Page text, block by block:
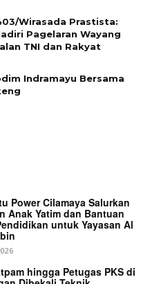
Wirasada Prastista:
Pagelaran Wayang
TNI dan Rakyat
Indramayu Bersama
Power Cilamaya Salurkan
Anak Yatim dan Bantuan
untuk Yayasan Al
hingga Petugas PKS di